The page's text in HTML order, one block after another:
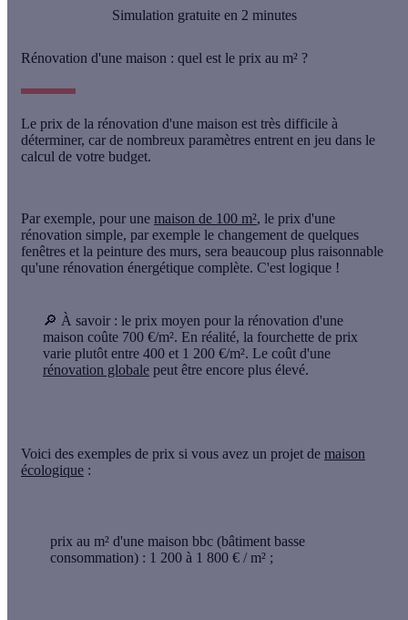
Simulation gratuite en 2 minutes
Rénovation d'une maison : quel est le prix au m² ?
Le prix de la rénovation d'une maison est très difficile à
déterminer, car de nombreux paramètres entrent en jeu dans le
calcul de votre budget.
Par exemple, pour une maison de 100 m², le prix d'une
rénovation simple, par exemple le changement de quelques
fenêtres et la peinture des murs, sera beaucoup plus raisonnable
qu'une rénovation énergétique complète. C'est logique !
🔎 À savoir : le prix moyen pour la rénovation d'une
maison coûte 700 €/m². En réalité, la fourchette de prix
varie plutôt entre 400 et 1 200 €/m². Le coût d'une
rénovation globale peut être encore plus élevé.
Voici des exemples de prix si vous avez un projet de maison
écologique :
prix au m² d'une maison bbc (bâtiment basse
consommation) : 1 200 à 1 800 € / m² ;